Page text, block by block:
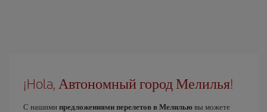
¡Hola, Автономный город Мелилья!
С нашими предложениями перелетов в Мелилью вы можете